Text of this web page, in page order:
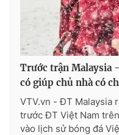
Trước trận Malaysia
có giúp chủ nhà có
VTV.vn - ĐT Malaysia
trước ĐT Việt Nam
vào lịch sử bóng đá